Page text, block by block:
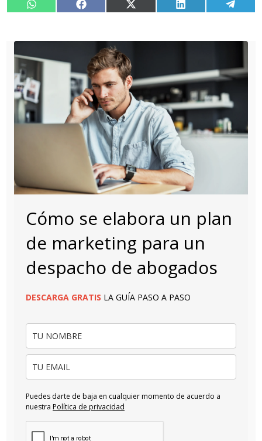
Compartir
en
WhatsAppCompartir
en
FacebookCompartir
en
X Compartir
en
LinkedIn
en
Cómo se elabora un plan
de marketing para un
despacho de abogados
DESCARGA GRATIS LA GUÍA PASO A PASO
Puedes darte de baja en cualquier momento de acuerdo a
nuestra Política de privacidad